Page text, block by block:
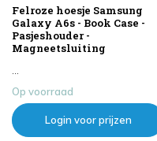
Felroze hoesje Samsung
Galaxy A6s - Book Case -
Pasjeshouder -
Magneetsluiting
...
Op voorraad
Login voor prijzen